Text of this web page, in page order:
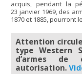
acquis, pendant la
23 janvier 1969, des
1870 et 1885, pourront
Attention
type Western
d’armes de
autorisation.